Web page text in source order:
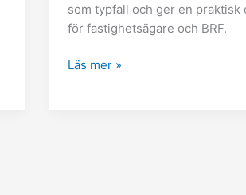
som typfall och ger en praktisk
för fastighetsägare och BRF.
Läs mer »